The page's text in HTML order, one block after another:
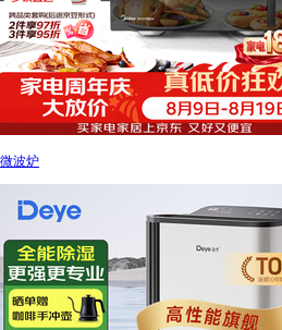
微波炉